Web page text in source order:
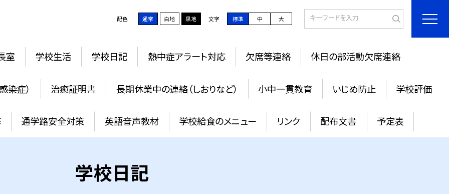
配色 通常 白地 黒地 文字 標準 中 大
室 学校生活 学校日記 熱中症アラート対応 欠席等連絡 休日の部活動欠席連絡
染症） 治癒証明書 長期休業中の連絡（しおりなど） 小中一貫教育 いじめ防止 学校評価
通学路安全対策 英語音声教材 学校給食のメニュー リンク 配布文書 予定表
学校日記